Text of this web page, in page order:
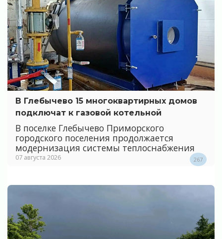
В Глебычево 15 многоквартирных домов
подключат к газовой котельной
В поселке Глебычево Приморского
городского поселения продолжается
модернизация системы теплоснабжения
07 августа 2026 267